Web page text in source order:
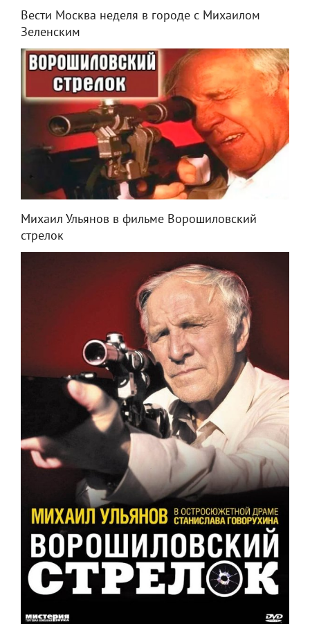
Вести Москва неделя в городе с Михаилом
Зеленским
Михаил Ульянов в фильме Ворошиловский
стрелок